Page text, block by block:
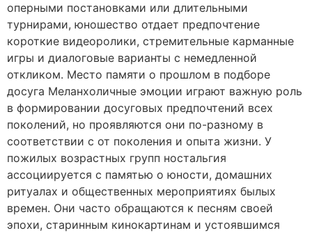
оперными постановками или длительными
турнирами, юношество отдает предпочтение
короткие видеоролики, стремительные карманные
игры и диалоговые варианты с немедленной
откликом. Место памяти о прошлом в подборе
досуга Меланхоличные эмоции играют важную роль
в формировании досуговых предпочтений всех
поколений, но проявляются они по-разному в
соответствии с от поколения и опыта жизни. У
пожилых возрастных групп ностальгия
ассоциируется с памятью о юности, домашних
ритуалах и общественных мероприятиях былых
времен. Они часто обращаются к песням своей
эпохи, старинным кинокартинам и устоявшимся